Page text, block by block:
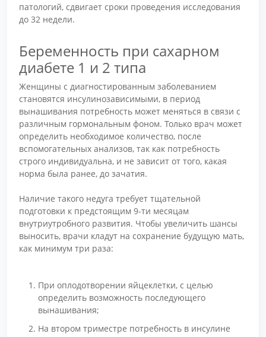
патологий, сдвигает сроки проведения исследования
до 32 недели.
Беременность при сахарном
диабете 1 и 2 типа
Женщины с диагностированным заболеванием
становятся инсулинозависимыми, в период
вынашивания потребность может меняться в связи с
различным гормональным фоном. Только врач может
определить необходимое количество, после
вспомогательных анализов, так как потребность
строго индивидуальна, и не зависит от того, какая
норма была ранее, до зачатия.
Наличие такого недуга требует тщательной
подготовки к предстоящим 9-ти месяцам
внутриутробного развития. Чтобы увеличить шансы
выносить, врачи кладут на сохранение будущую мать,
как минимум три раза:
При оплодотворении яйцеклетки, с целью
определить возможность последующего
вынашивания;
На втором триместре потребность в инсулине